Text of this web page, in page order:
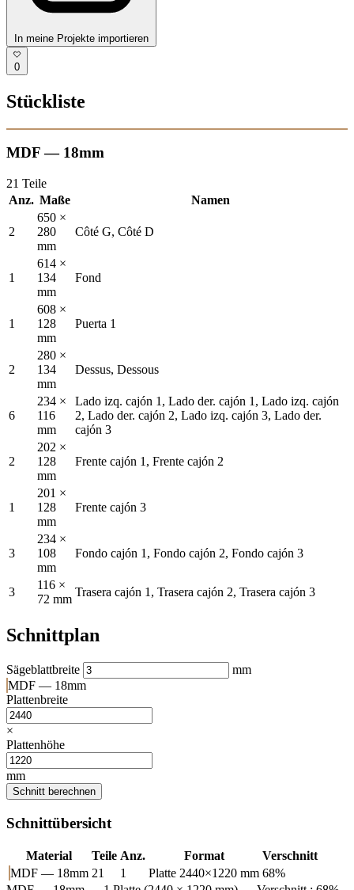
In meine Projekte importieren
0
Stückliste
MDF — 18mm
21 Teile
Anz. Maße Namen
2
650 ×
280
mm
Côté G, Côté D
1
614 ×
134
mm
Fond
1
608 ×
128
mm
Puerta 1
2
280 ×
134
mm
Dessus, Dessous
6
234 ×
116
mm
Lado izq. cajón 1, Lado der. cajón 1, Lado izq. cajón
2, Lado der. cajón 2, Lado izq. cajón 3, Lado der.
cajón 3
2
202 ×
128
mm
Frente cajón 1, Frente cajón 2
1
201 ×
128
mm
Frente cajón 3
3
234 ×
108
mm
Fondo cajón 1, Fondo cajón 2, Fondo cajón 3
3
116 ×
72 mm
Trasera cajón 1, Trasera cajón 2, Trasera cajón 3
Schnittplan
Sägeblattbreite
mm
MDF — 18mm
Plattenbreite
×
Plattenhöhe
mm
Schnitt berechnen
Schnittübersicht
Material Teile Anz. Format
Verschnitt
MDF — 18mm 21 1 Platte 2440×1220 mm 68%